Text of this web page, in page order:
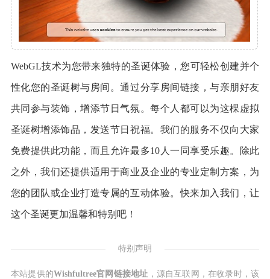
WebGL技术为您带来独特的圣诞体验，您可轻松创建并个
性化您的圣诞树与房间。通过分享房间链接，与亲朋好友
共同参与装饰，增添节日气氛。每个人都可以为这棵虚拟
圣诞树增添饰品，发送节日祝福。我们的服务不仅向大家
免费提供此功能，而且允许最多10人一同享受乐趣。除此
之外，我们还提供适用于商业及企业的专业定制方案，为
您的团队或企业打造专属的互动体验。快来加入我们，让
这个圣诞更加温馨和特别吧！
特别声明
本站提供的Wishfultree官网链接地址 ，源自互联网，在收录时，该